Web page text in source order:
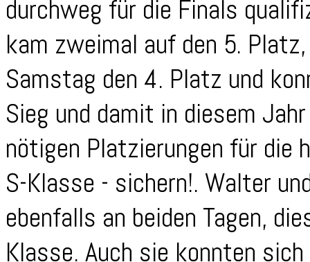
durchweg für die Finals
kam zweimal auf den 5.
Samstag den 4. Platz und
Sieg und damit in diesem
nötigen Platzierungen für die
S-Klasse - sichern!. Walter
ebenfalls an beiden Tagen,
Klasse. Auch sie konnten